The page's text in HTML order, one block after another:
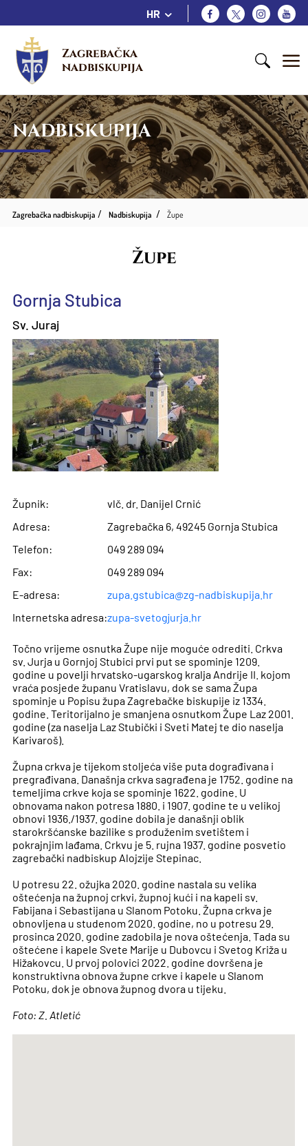
HR
Zagrebačka
nadbiskupija
NADBISKUPIJA
Zagrebačka nadbiskupija Nadbiskupija Župe
Župe
Gornja Stubica
Sv. Juraj
Župnik:
vlč. dr. Danijel Crnić
Adresa:
Zagrebačka 6, 49245 Gornja Stubica
Telefon:
049 289 094
Fax:
049 289 094
E-adresa:
zupa.gstubica@zg-nadbiskupija.hr
Internetska adresa:zupa-svetogjurja.hr
Točno vrijeme osnutka Župe nije moguće odrediti. Crkva
sv. Jurja u Gornjoj Stubici prvi put se spominje 1209.
godine u povelji hrvatsko-ugarskog kralja Andrije II. kojom
vraća posjede županu Vratislavu, dok se sama Župa
spominje u Popisu župa Zagrebačke biskupije iz 1334.
godine. Teritorijalno je smanjena osnutkom Župe Laz 2001.
godine (za naselja Laz Stubički i Sveti Matej te dio naselja
Karivaroš).
Župna crkva je tijekom stoljeća više puta dograđivana i
pregrađivana. Današnja crkva sagrađena je 1752. godine na
temeljima crkve koja se spominje 1622. godine. U
obnovama nakon potresa 1880. i 1907. godine te u velikoj
obnovi 1936./1937. godine dobila je današnji oblik
starokršćanske bazilike s produženim svetištem i
pokrajnjim lađama. Crkvu je 5. rujna 1937. godine posvetio
zagrebački nadbiskup Alojzije Stepinac.
U potresu 22. ožujka 2020. godine nastala su velika
oštećenja na župnoj crkvi, župnoj kući i na kapeli sv.
Fabijana i Sebastijana u Slanom Potoku. Župna crkva je
obnovljena u studenom 2020. godine, no u potresu 29.
prosinca 2020. godine zadobila je nova oštećenja. Tada su
oštećene i kapele Svete Marije u Dubovcu i Svetog Križa u
Hižakovcu. U prvoj polovici 2022. godine dovršena je
konstruktivna obnova župne crkve i kapele u Slanom
Potoku, dok je obnova župnog dvora u tijeku.
Foto: Z. Atletić